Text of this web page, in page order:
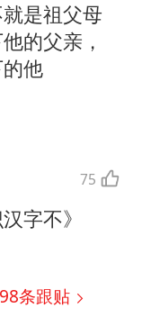
是祖父母
的父亲，
他
75
字不》
条跟贴